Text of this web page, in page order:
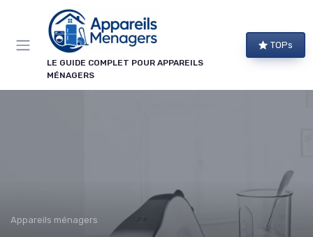
LE GUIDE COMPLET POUR APPAREILS
MÉNAGERS
TOPs
Appareils ménagers
Panneau de gestion des cookies